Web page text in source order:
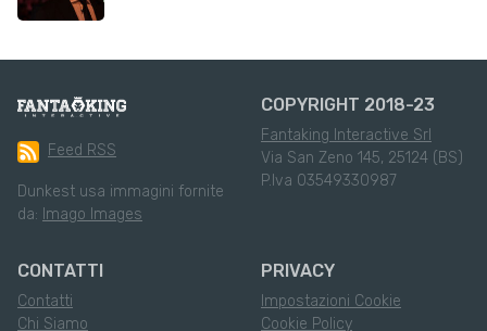
Feed RSS
Dunkest usa immagini fornite
da: Imago Images
COPYRIGHT 2018-23
Fantaking Interactive Srl
Via San Zeno 145, 25124 (BS)
P.Iva 03549330987
CONTATTI
Contatti
Chi Siamo
PRIVACY
Impostazioni Cookie
Cookie Policy